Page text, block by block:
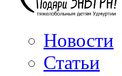
Новости
Статьи